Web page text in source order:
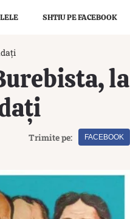
SHTIU PE FACEBOOK
la
Trimite pe: FACEBOOK